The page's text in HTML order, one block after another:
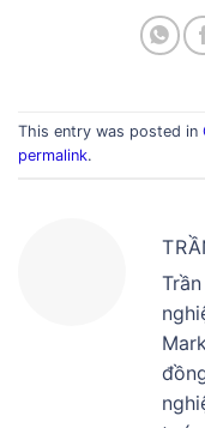
This entry was posted in
permalink.